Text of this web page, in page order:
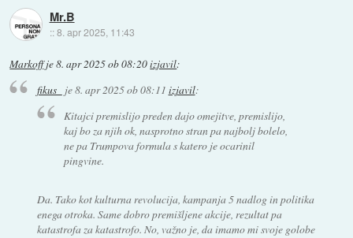
Mr.B
::8. apr 2025, 11:43
Markoffje8. apr 2025 ob 08:20izjavil:
fikus_ je8. apr 2025 ob 08:11 izjavil:
Kitajci premislijo preden dajo omejitve, premislijo,
kaj bo za njih ok, nasprotno stran pa najbolj bolelo,
ne pa Trumpova formula s katero je ocarinil
pingvine.
Da. Tako kot kulturna revolucija, kampanja 5 nadlog in politika
enega otroka. Same dobro premišljene akcije, rezultat pa
katastrofa za katastrofo. No, važno je, da imamo mi svoje golobe